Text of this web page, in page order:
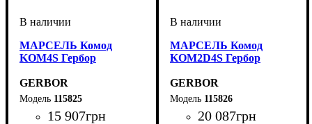
МАРСЕЛЬ Комод
KOM4S Гербор
GERBOR
115825
15 907грн
МАРСЕЛЬ Комод
KOM2D4S Гербор
GERBOR
115826
20 087грн